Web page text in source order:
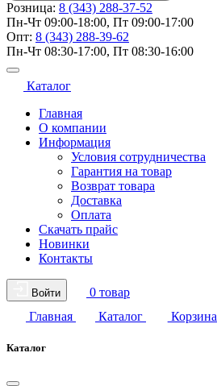
Розница: 8 (343) 288-37-52
Пн-Чт 09:00-18:00, Пт 09:00-17:00
Опт: 8 (343) 288-39-62
Пн-Чт 08:30-17:00, Пт 08:30-16:00
Каталог
Главная
О компании
Информация
Условия сотрудничества
Гарантия на товар
Возврат товара
Доставка
Оплата
Скачать прайс
Новинки
Контакты
Войти
0 товар
Главная
Каталог Корзина
Каталог